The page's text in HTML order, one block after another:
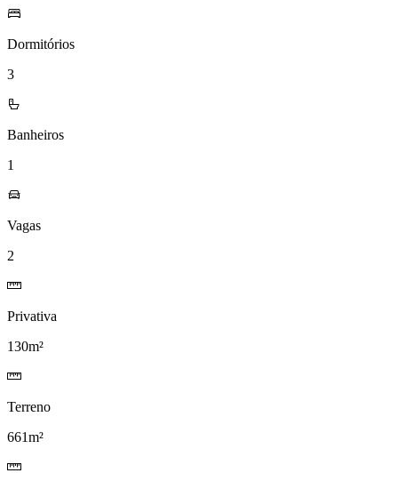
Dormitórios
3
Banheiros
1
Vagas
2
Privativa
130m²
Terreno
661m²